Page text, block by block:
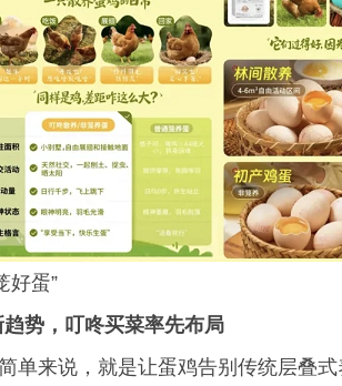
好蛋”
势，叮咚买菜率先布局
单来说，就是让蛋鸡告别传统层叠